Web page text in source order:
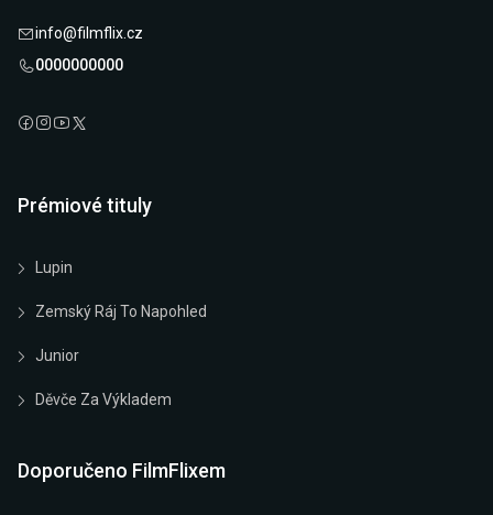
info@filmflix.cz
0000000000
Prémiové tituly
Lupin
Zemský Ráj To Napohled
Junior
Děvče Za Výkladem
Doporučeno FilmFlixem